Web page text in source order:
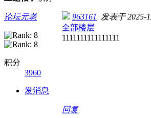
论坛元老
积分
3960
发消息
963161 发表于 2025-
全部楼层
1111111111111111
回复